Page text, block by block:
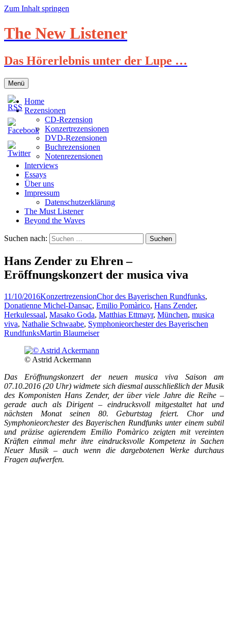
Zum Inhalt springen
The New Listener
Das Hörerlebnis unter der Lupe …
Menü
Home
Rezensionen
CD-Rezension
Konzertrezensionen
DVD-Rezensionen
Buchrezensionen
Notenrezensionen
Interviews
Essays
Über uns
Impressum
Datenschutzerklärung
The Must Listener
Beyond the Waves
Suchen nach:
Hans Zender zu Ehren –
Eröffnungskonzert der musica viva
11/10/2016KonzertrezensionChor des Bayerischen Rundfunks,
Donatienne Michel-Dansac, Emilio Pomàrico, Hans Zender,
Herkulessaal, Masako Goda, Matthias Ettmayr, München, musica
viva, Nathalie Schwaabe, Symphonieorchester des Bayerischen
RundfunksMartin Blaumeiser
© Astrid Ackermann
Das Eröffnungskonzert der neuen musica viva Saison am
07.10.2016 (20 Uhr) widmete sich diesmal ausschließlich der Musik
des Komponisten Hans Zender, der über viele Jahre die Reihe –
gerade auch als Dirigent – eindrucksvoll mitgestaltet hat und
nächsten Monat seinen 80. Geburtstag feiert. Chor und
Symphonieorchester des Bayerischen Rundfunks unter einem subtil
und präzise agierendem Emilio Pomàrico zeigten mit vereinten
Kräften einmal mehr ihre eindrucksvolle Kompetenz in Sachen
Neuer Musik – auch wenn die dargebotenen Werke durchaus
Fragen aufwerfen.